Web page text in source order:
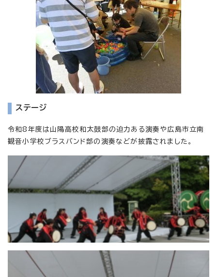
ステージ
令和8年度は山陽高校和太鼓部の迫力ある演奏や広島市立南
観音小学校ブラスバンド部の演奏などが披露されました。